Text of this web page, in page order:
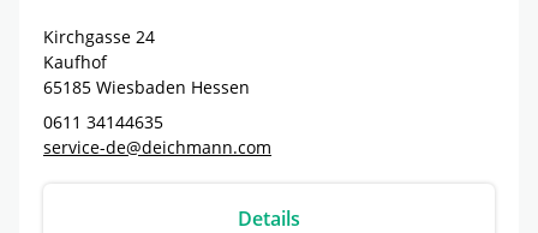
Kirchgasse 24
Kaufhof
65185 Wiesbaden Hessen
0611 34144635
service-de@deichmann.com
Details